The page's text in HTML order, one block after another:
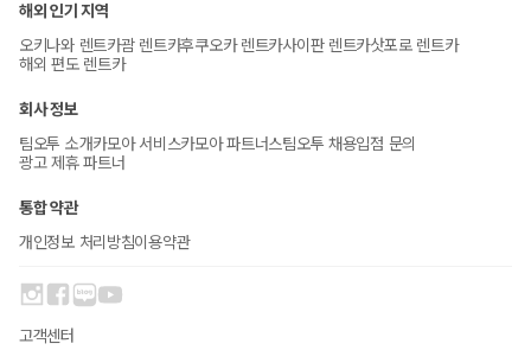
해외 인기 지역
오키나와 렌트카괌 렌트카후쿠오카 렌트카사이판 렌트카삿포로 렌트카
해외 편도 렌트카
회사 정보
팀오투 소개카모아 서비스카모아 파트너스팀오투 채용입점 문의
광고 제휴 파트너
통합 약관
개인정보 처리방침이용약관
고객센터